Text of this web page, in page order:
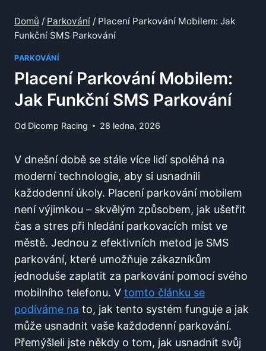
Domů / Parkování / Placení Parkování Mobilem: Jak
Funkční SMS Parkování
PARKOVÁNÍ
Placení Parkování Mobilem:
Jak Funkční SMS Parkování
Od Dicomp Racing 28 ledna, 2026
V dnešní době se‍ stále ​více⁢ lidí spoléhá na
moderní⁢ technologie,​ aby⁣ si usnadnili
‌každodenní úkoly. Placení parkování mobilem
není výjimkou⁢ – ⁢skvělým způsobem, jak ušetřit
čas ‌a stres při hledání parkovacích⁤ míst ve
městě. Jednou z efektivních metod ‌je SMS
parkování, které umožňuje zákazníkům
‌jednoduše zaplatit ⁢za parkování pomocí ⁢svého
mobilního ​telefonu. V⁤ tomto ⁤článku se
podíváme na to, jak tento ‍systém⁤ funguje a​ jak‌
může usnadnit vaše každodenní parkování.
Přemýšleli jste někdy ⁤o tom,‍ jak ​usnadnit svůj